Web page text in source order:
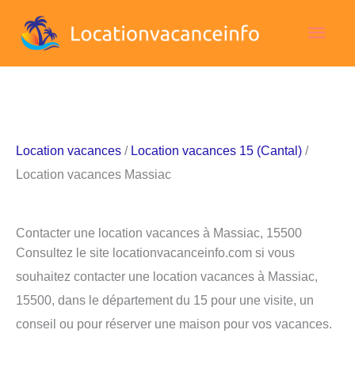
Location vacances / Location vacances 15 (Cantal) /
Location vacances Massiac
Contacter une location vacances à Massiac, 15500
Consultez le site locationvacanceinfo.com si vous
souhaitez contacter une location vacances à Massiac,
15500, dans le département du 15 pour une visite, un
conseil ou pour réserver une maison pour vos vacances.